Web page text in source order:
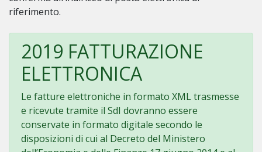
riferimento.
2019 FATTURAZIONE
ELETTRONICA
Le fatture elettroniche in formato XML trasmesse
e ricevute tramite il SdI dovranno essere
conservate in formato digitale secondo le
disposizioni di cui al Decreto del Ministero